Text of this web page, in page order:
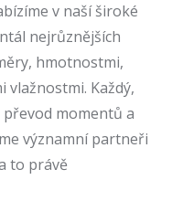
v naší široké
nejrůznějších
hmotnostmi,
vlažnostmi. Každý,
momentů a
významní partneři
to právě